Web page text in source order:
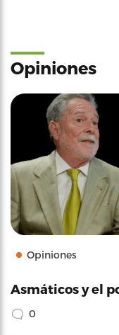
Opiniones
Opiniones
Asmáticos y el
0